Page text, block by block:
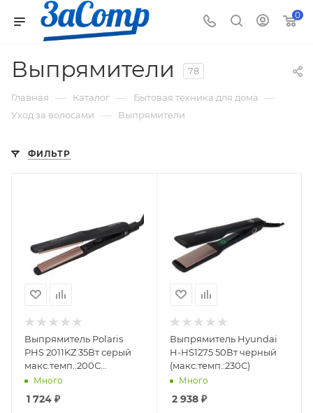
0
Выпрямители 78
Главная — Каталог — Бытовая техника для дома —
Уход за волосами — Выпрямители
ФИЛЬТР
Выпрямитель Polaris
PHS 2011KZ 35Вт серый
макс.темп.:200С
покрытие:керамическое
Много
1 724 ₽
Выпрямитель Hyundai
H-HS1275 50Вт черный
(макс.темп.:230С)
Много
2 938₽